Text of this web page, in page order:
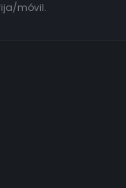
móvil.